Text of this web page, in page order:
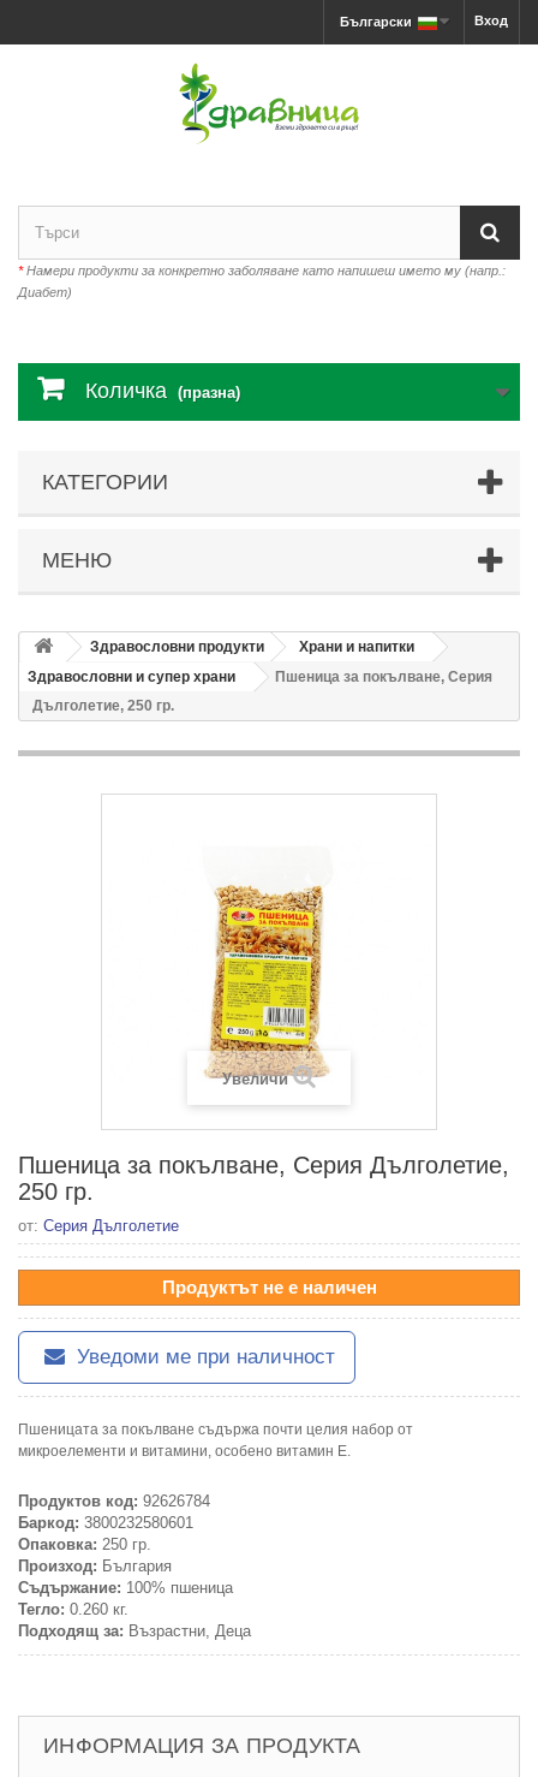
Вход
Български
*Намери продукти за конкретно заболяване като напишеш името му (напр.:
Диабет)
Количка (празна)
КАТЕГОРИИ
МЕНЮ
Здравословни продукти
Храни и напитки
Здравословни и супер храни
Пшеница за покълване, Серия
Дълголетие, 250 гр.
Увеличи
Пшеница за покълване, Серия Дълголетие,
250 гр.
от: Серия Дълголетие
Продуктът не е наличен
Уведоми ме при наличност
Пшеницата за покълване съдържа почти целия набор от
микроелементи и витамини, особено витамин Е.
Продуктов код: 92626784
Баркод: 3800232580601
Опаковка: 250 гр.
Произход: България
Съдържание: 100% пшеница
Тегло: 0.260 кг.
Подходящ за: Възрастни, Деца
ИНФОРМАЦИЯ ЗА ПРОДУКТА